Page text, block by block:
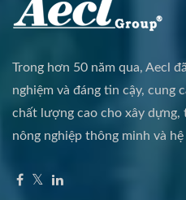
Trong hơn 50 năm qua, Aecl
nghiệm và đáng tin cậy, cung
chất lượng cao cho xây dựng,
nông nghiệp thông minh và